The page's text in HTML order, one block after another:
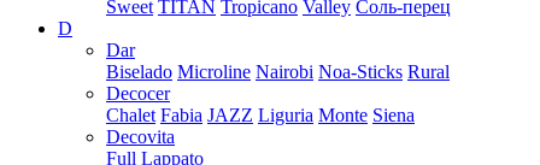
Sweet TITAN Tropicano Valley Соль-перец
D
Dar
Biselado Microline Nairobi Noa-Sticks Rural
Decocer
Chalet Fabia JAZZ Liguria Monte Siena
Decovita
Full Lappato